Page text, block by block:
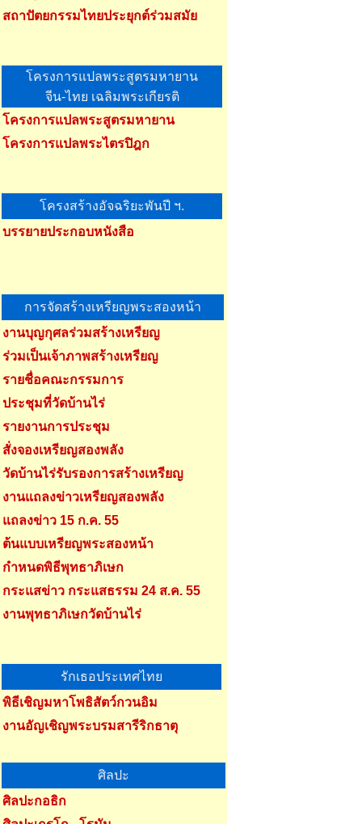
สถาปัตยกรรมไทยประยุกต์ร่วมสมัย
โครงการแปลพระสูตรมหายาน
จีน-ไทย เฉลิมพระเกียรติ
โครงการแปลพระสูตรมหายาน
โครงการแปลพระไตรปิฎก
โครงสร้างอัจฉริยะพันปี ฯ.
บรรยายประกอบหนังสือ
การจัดสร้างเหรียญพระสองหน้า
งานบุญกุศลร่วมสร้างเหรียญ
ร่วมเป็นเจ้าภาพสร้างเหรียญ
รายชื่อคณะกรรมการ
ประชุมที่วัดบ้านไร่
รายงานการประชุม
สั่งจองเหรียญสองพลัง
วัดบ้านไร่รับรองการสร้างเหรียญ
งานแถลงข่าวเหรียญสองพลัง
แถลงข่าว 15 ก.ค. 55
ต้นแบบเหรียญพระสองหน้า
กำหนดพิธีพุทธาภิเษก
กระแสข่าว กระแสธรรม 24 ส.ค. 55
งานพุทธาภิเษกวัดบ้านไร่
รักเธอประเทศไทย
พิธีเชิญมหาโพธิสัตว์กวนอิม
งานอัญเชิญพระบรมสารีริกธาตุ
ศิลปะ
ศิลปะกอธิก